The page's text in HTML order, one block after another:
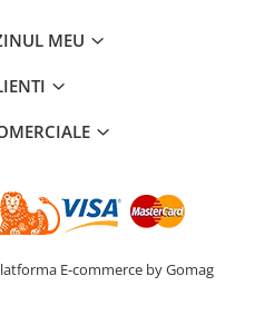
MEU
E-commerce by Gomag